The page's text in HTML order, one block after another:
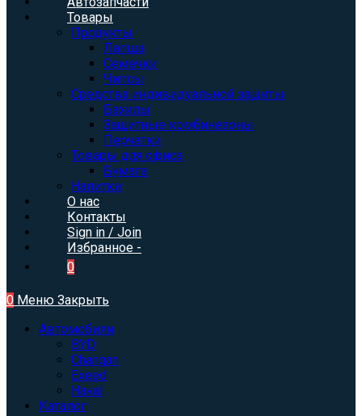
Товары
Продукты
Лапша
Семечки
Чипсы
Средства индивидуальной защиты
Бахилы
Защитные комбинезоны
Перчатки
Товары для офиса
Бумага
Напитки
О нас
Контакты
Sign in / Join
Избранное -
0
0 Меню Закрыть
Автомобили
BYD
Changan
Exeed
Haval
Каталог